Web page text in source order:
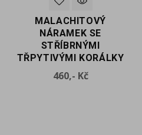
MALACHITOVÝ
NÁRAMEK SE
STŘÍBRNÝMI
TŘPYTIVÝMI KORÁLKY
460,- KčCena